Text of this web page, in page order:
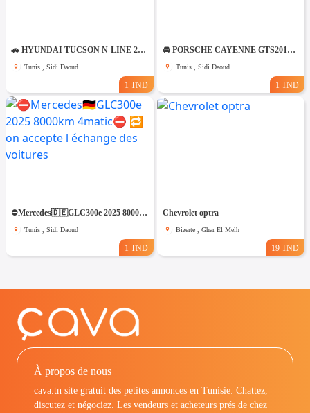
🚗 HYUNDAI TUCSON N-LINE 2020 – ÉTAT IRRÉPROCHABLE – CONFIGURATION SPORTIVE
Tunis , Sidi Daoud
1 TND
🚘 PORSCHE CAYENNE GTS2012 V8 ESSENCE🚘 🔁 on accepte l échange des voitures
Tunis , Sidi Daoud
1 TND
⛔️Mercedes🇩🇪GLC300e 2025 8000km 4matic⛔️ 🔁 on accepte l échange des voitures
Tunis , Sidi Daoud
1 TND
Chevrolet optra
Bizerte , Ghar El Melh
19 TND
À propos de nous
cava.tn site gratuit des petites annonces en Tunisie: Chattez,
discutez et négociez. Les vendeurs et acheteurs prés de chez